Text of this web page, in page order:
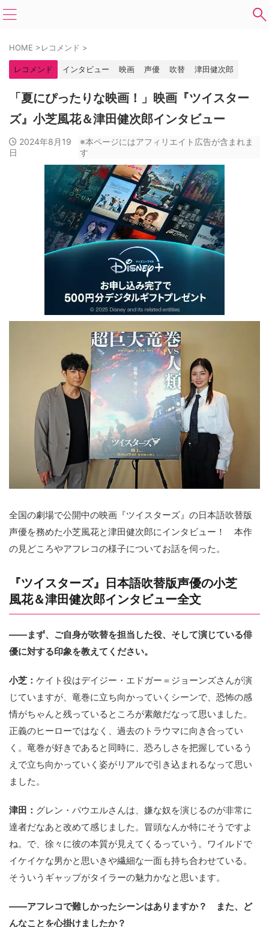
HOME >レコメンド >
レコメンド インタビュー 映画 声優 吹替 津田健次郎
「夏にぴったりな映画！」映画『ツイスター
ズ』小芝風花＆津田健次郎インタビュー
2024年8月19
日
※本ページにはアフィリエイト広告が含まれま
す
全国の劇場で公開中の映画『ツイスターズ』の日本語吹替版
声優を務めた小芝風花と津田健次郎にインタビュー！ 本作
の見どころやアフレコの様子についてお話を伺った。
『ツイスターズ』日本語吹替版声優の小芝
風花＆津田健次郎インタビュー全文
――まず、ご自身が吹替を担当した役、そして演じている俳
優に対する印象を教えてください。
小芝： ケイト役はデイジー・エドガー＝ジョーンズさんが演
じていますが、竜巻に立ち向かっていくシーンで、恐怖の感
情がちゃんと残っているところが素敵だなって思いました。
正義のヒーローではなく、過去のトラウマに向き合ってい
く。竜巻が好きであると同時に、恐ろしさを把握しているう
えで立ち向かっていく姿がリアルで引き込まれるなって思い
ました。
津田： グレン・パウエルさんは、嫌な奴を演じるのが非常に
達者だなあと改めて感じました。冒頭なんか特にそうですよ
ね。で、徐々に彼の本質が見えてくるっていう。ワイルドで
イケイケな男かと思いきや繊細な一面も持ち合わせている。
そういうギャップがタイラーの魅力かなと思います。
――アフレコで難しかったシーンはありますか？ また、ど
んなことを心掛けましたか？